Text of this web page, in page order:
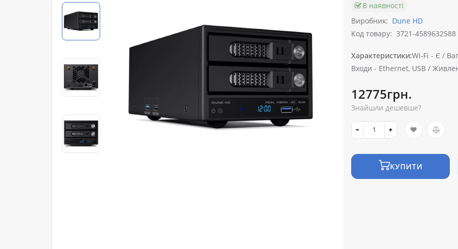
В наявності
Виробник: Dune HD
Код товару: 3721-4589632588
Характеристики:Wi-Fi - Є /
Входи - Ethernet, USB /
12775грн.
Знайшли дешевше?
КУПИТИ